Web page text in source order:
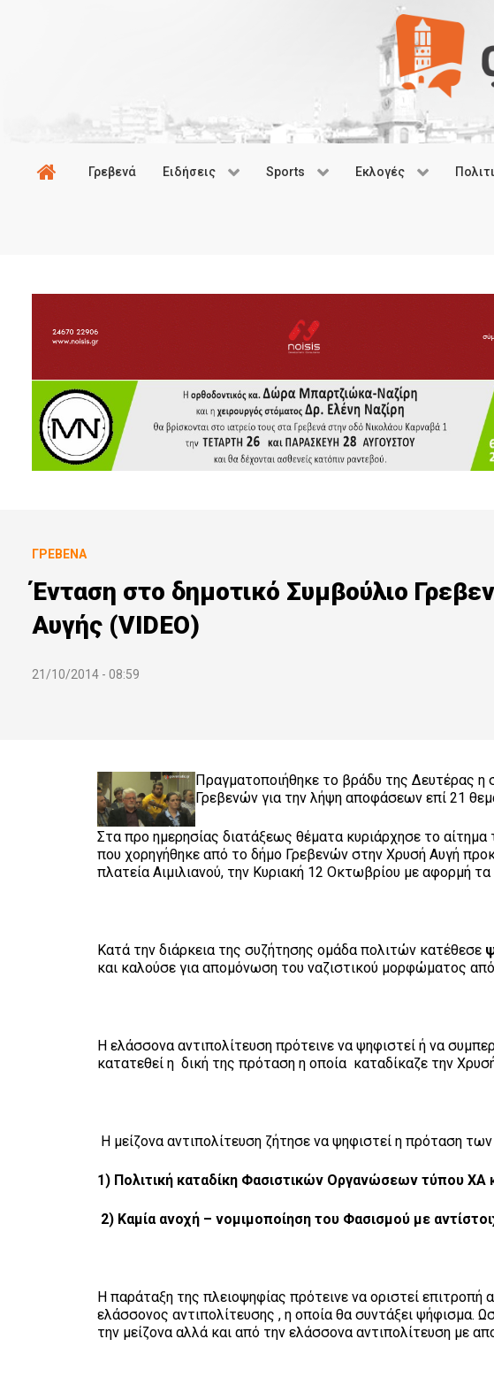
Γρεβενά Ειδήσεις Sports Εκλογές
ΓΡΕΒΕΝΆ
Ένταση στο δημοτικό Συμβούλιο
Αυγής (VIDEO)
21/10/2014 - 08:59
Πραγματοποιήθηκε το βράδυ της Δευτέρας η
Γρεβενών για την λήψη αποφάσεων επί 21
Στα προ ημερησίας διατάξεως θέματα κυριάρχησε το αίτημα
που χορηγήθηκε από το δήμο Γρεβενών στην Χρυσή Αυγή
πλατεία Αιμιλιανού, την Κυριακή 12 Οκτωβρίου με αφορμή
Κατά την διάρκεια της συζήτησης ομάδα πολιτών κατέθεσε
και καλούσε για απομόνωση του ναζιστικού μορφώματος
Η ελάσσονα αντιπολίτευση πρότεινε να ψηφιστεί ή να
κατατεθεί η δική της πρόταση η οποία καταδίκαζε την
Η μείζονα αντιπολίτευση ζήτησε να ψηφιστεί η πρόταση
1) Πολιτική καταδίκη Φασιστικών Οργανώσεων τύπου ΧΑ
2) Καμία ανοχή – νομιμοποίηση του Φασισμού με
Η παράταξη της πλειοψηφίας πρότεινε να οριστεί
ελάσσονος αντιπολίτευσης , η οποία θα συντάξει ψήφισμα.
την μείζονα αλλά και από την ελάσσονα αντιπολίτευση με